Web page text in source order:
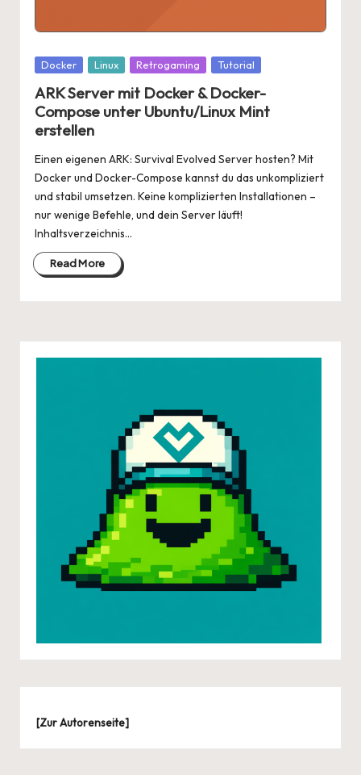
Posted
Docker Linux Retrogaming Tutorial
ARK Server mit Docker & Docker-
Compose unter Ubuntu/Linux Mint
erstellen
Einen eigenen ARK: Survival Evolved Server hosten? Mit
Docker und Docker-Compose kannst du das unkompliziert
und stabil umsetzen. Keine komplizierten Installationen –
nur wenige Befehle, und dein Server läuft!
Inhaltsverzeichnis…
Read More
[Zur Autorenseite]